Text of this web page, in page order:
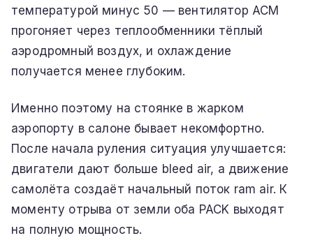
температурой минус 50 — вентилятор ACM
прогоняет через теплообменники тёплый
аэродромный воздух, и охлаждение
получается менее глубоким.
Именно поэтому на стоянке в жарком
аэропорту в салоне бывает некомфортно.
После начала руления ситуация улучшается:
двигатели дают больше bleed air, а движение
самолёта создаёт начальный поток ram air. К
моменту отрыва от земли оба PACK выходят
на полную мощность.